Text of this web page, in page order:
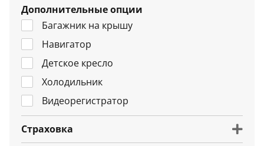
Дополнительные опции
Багажник на крышу
Навигатор
Детское кресло
Холодильник
Видеорегистратор
Страховка